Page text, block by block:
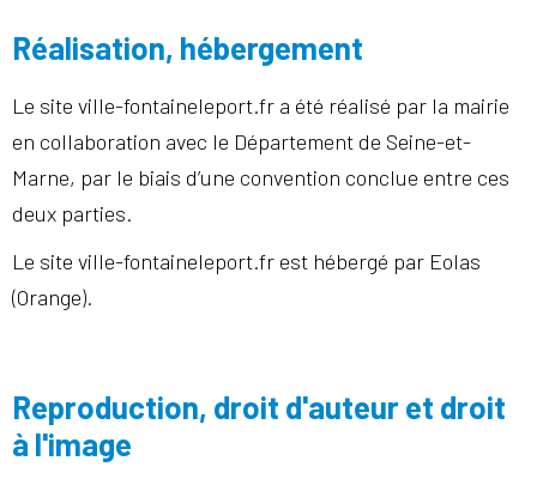
Réalisation, hébergement
Le site ville-fontaineleport.fr a été réalisé par la mairie
en collaboration avec le Département de Seine-et-
Marne, par le biais d’une convention conclue entre ces
deux parties.
Le site ville-fontaineleport.fr est hébergé par Eolas
(Orange).
Reproduction, droit d'auteur et droit
à l'image